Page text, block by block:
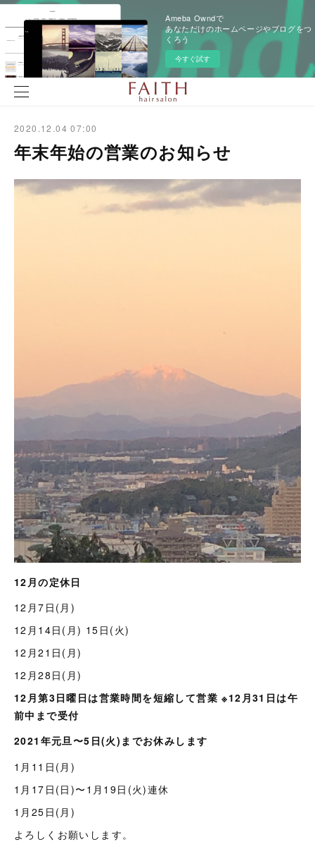
Ameba Owndで
あなただけのホームページやブログをつ
くろう
今すぐ試す
2020.12.04 07:00
年末年始の営業のお知らせ
12月の定休日
12月7日(月)
12月14日(月) 15日(火)
12月21日(月)
12月28日(月)
12月第3日曜日は営業時間を短縮して営業 ※12月31日は午
前中まで受付
2021年元旦〜5日(火)までお休みします
1月11日(月)
1月17日(日)〜1月19日(火)連休
1月25日(月)
よろしくお願いします。